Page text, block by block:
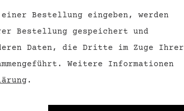
WIDERRUFEN
Bestellung eingeben, werden
Bestellung gespeichert und
Daten, die Dritte im Zuge Ihrer
Weitere Informationen
.